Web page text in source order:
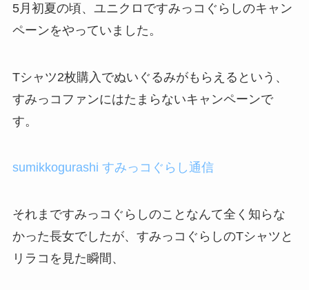
5月初夏の頃、ユニクロですみっコぐらしのキャン
ペーンをやっていました。
Tシャツ2枚購入でぬいぐるみがもらえるという、
すみっコファンにはたまらないキャンペーンで
す。
sumikkogurashi すみっコぐらし通信
それまですみっコぐらしのことなんて全く知らな
かった長女でしたが、すみっコぐらしのTシャツと
リラコを見た瞬間、